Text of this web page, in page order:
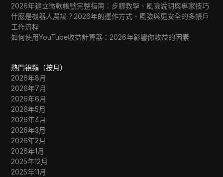
2026年建立微軟帳號完整指南：步驟教學、風險說明與專家技巧
什麼是機器人農場？2026年的運作方式、風險與更安全的多帳戶
工作流程
如何使用YouTube收益計算器：2026年影響你收益的因素
熱門視頻（按月）
2026年8月
2026年7月
2026年6月
2026年5月
2026年4月
2026年3月
2026年2月
2026年1月
2025年12月
2025年11月